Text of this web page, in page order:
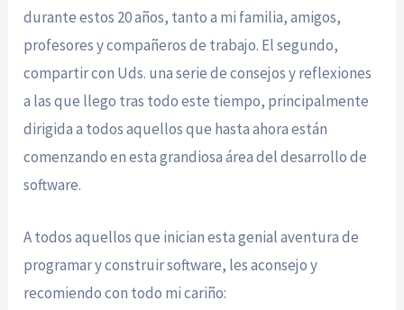
durante estos 20 años, tanto a mi familia, amigos,
profesores y compañeros de trabajo. El segundo,
compartir con Uds. una serie de consejos y reflexiones
a las que llego tras todo este tiempo, principalmente
dirigida a todos aquellos que hasta ahora están
comenzando en esta grandiosa área del desarrollo de
software.
A todos aquellos que inician esta genial aventura de
programar y construir software, les aconsejo y
recomiendo con todo mi cariño: